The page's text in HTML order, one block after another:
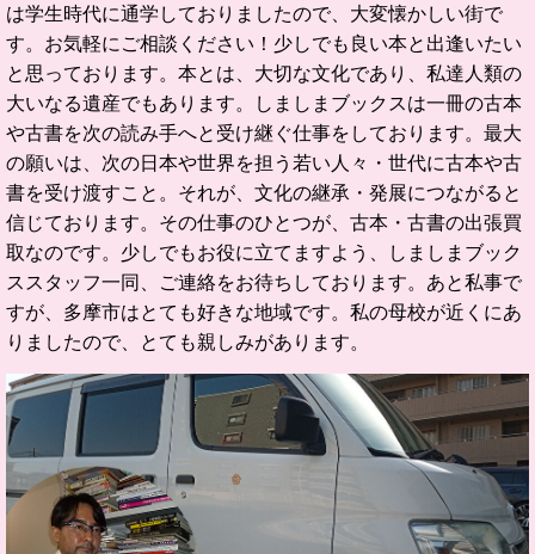
は学生時代に通学しておりましたので、大変懐かしい街で
す。お気軽にご相談ください！ 少しでも良い本と出逢いたい
と思っております。 本とは、大切な文化であり、私達人類の
大いなる遺産でもあります。
しましまブックスは一冊の古本
や古書を次の読み手へと受け継ぐ仕事をしております。 最大
の願いは、次の日本や世界を担う若い人々・世代に古本や古
書を受け渡すこと。 それが、文化の継承・発展につながると
信じております。 その仕事のひとつが、古本・古書の出張買
取なのです。 少しでもお役に立てますよう、しましまブック
ススタッフ一同、ご連絡をお待ちしております。あと私事で
すが、多摩市はとても好きな地域です。私の母校が近くにあ
りましたので、とても親しみがあります。